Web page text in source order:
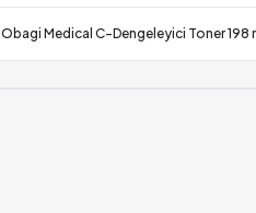
Obagi Medical C-Dengeleyici Toner 198